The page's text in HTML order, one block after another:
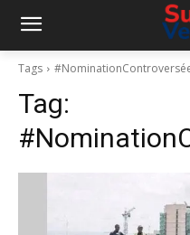
Tags
Tag: